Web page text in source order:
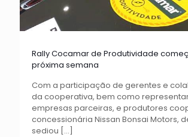
Rally Cocamar de Produtividade
próxima semana
Com a participação de gerentes e
da cooperativa, bem como
empresas parceiras, e produtores
concessionária Nissan Bonsai Motors,
sediou […]